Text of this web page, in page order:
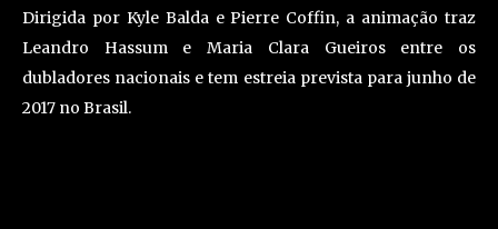
Dirigida por Kyle Balda e Pierre Coffin, a animação traz
Leandro Hassum e Maria Clara Gueiros entre os
dubladores nacionais e tem estreia prevista para junho de
2017 no Brasil.